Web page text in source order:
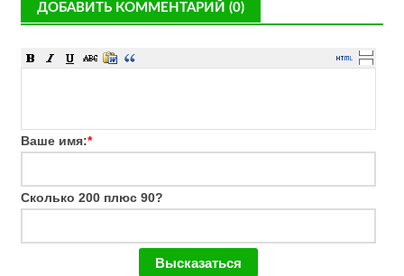
ДОБАВИТЬ КОММЕНТАРИЙ (0)
Ваше имя:*
Сколько 200 плюс 90?